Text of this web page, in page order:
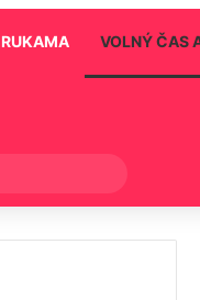
VOLNÝ ČAS
for